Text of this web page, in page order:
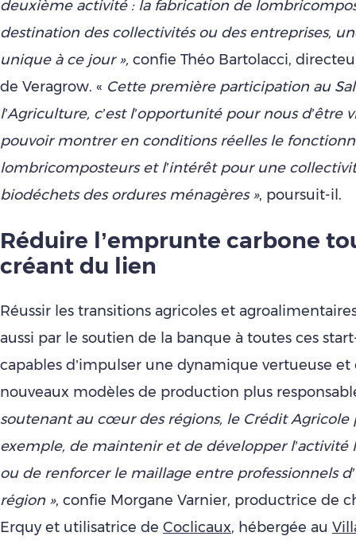
deuxième activité : la fabrication de
destination des collectivités ou des entreprises,
unique à ce jour », confie Théo Bartolacci,
de Veragrow. « Cette première participation au
l’Agriculture, c’est l’opportunité pour nous d’être
pouvoir montrer en conditions réelles le
lombricomposteurs et l’intérêt pour une
biodéchets des ordures ménagères », poursuit-il.
Réduire l’emprunte carbone
créant du lien
Réussir les transitions agricoles et
aussi par le soutien de la banque à toutes ces
capables d’impulser une dynamique vertueuse et
nouveaux modèles de production plus
soutenant au cœur des régions, le Crédit Agricole
exemple, de maintenir et de développer l’activité
ou de renforcer le maillage entre professionnels
région », confie Morgane Varnier, productrice de
Erquy et utilisatrice de Coclicaux, hébergée au